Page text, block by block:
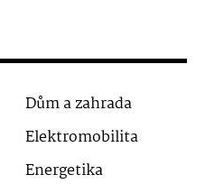
Dům a zahrada
Elektromobilita
Energetika